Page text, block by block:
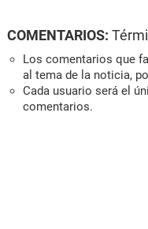
COMENTARIOS:
Los comentarios que
al tema de la noticia,
Cada usuario será el
comentarios.